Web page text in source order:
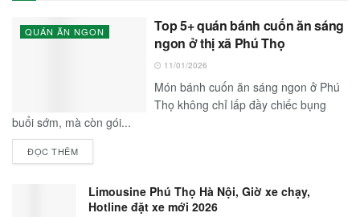
QUÁN ĂN NGON
Top 5+ quán bánh cuốn ăn sáng
ngon ở thị xã Phú Thọ
11/01/2026
Món bánh cuốn ăn sáng ngon ở Phú
Thọ không chỉ lấp đầy chiếc bụng
buổi sớm, mà còn gói...
ĐỌC THÊM
Limousine Phú Thọ Hà Nội, Giờ xe chạy,
Hotline đặt xe mới 2026